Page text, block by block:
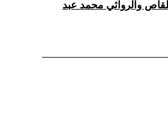
والروائي محمد عبد